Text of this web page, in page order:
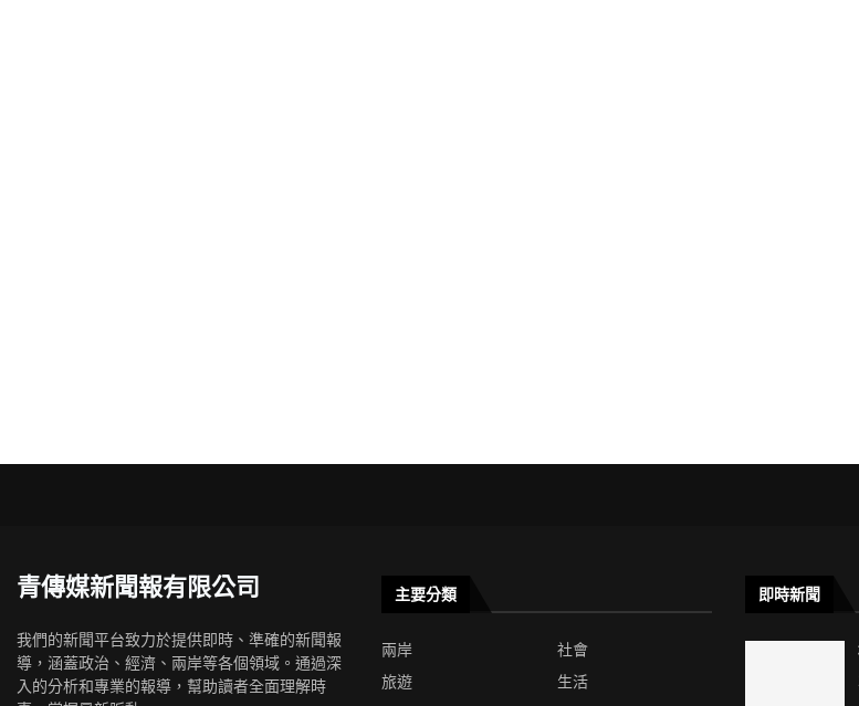
青傳媒新聞報有限公司
我們的新聞平台致力於提供即時、準確的新聞報
導，涵蓋政治、經濟、兩岸等各個領域。通過深
入的分析和專業的報導，幫助讀者全面理解時
主要分類
兩岸
社會
旅遊
生活
即時新聞